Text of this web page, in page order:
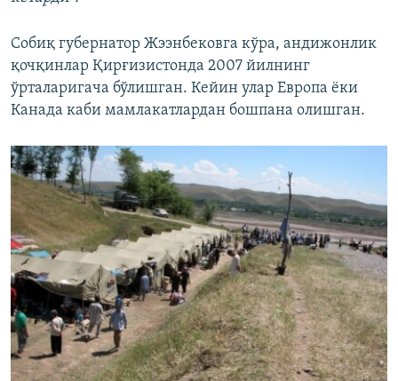
Собиқ губернатор Жээнбековга кўра, андижонлик
қочқинлар Қирғизистонда 2007 йилнинг
ўрталаригача бўлишган. Кейин улар Европа ёки
Канада каби мамлакатлардан бошпана олишган.